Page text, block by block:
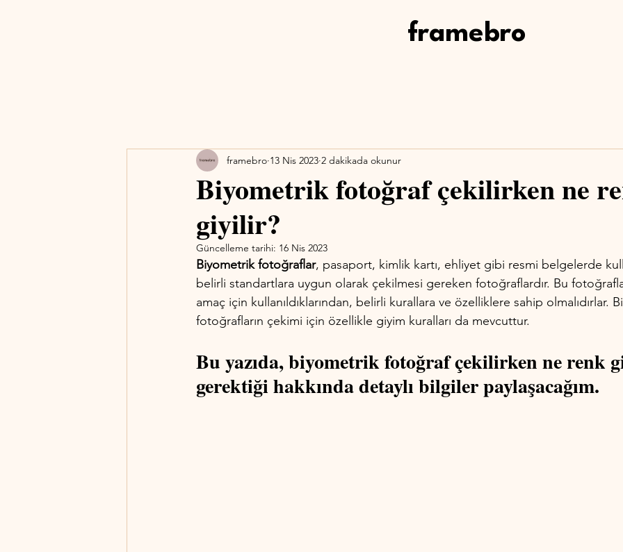
framebro
Biyometrik fotoğraf çekilirken ne
giyilir?
framebro 13 Nis 2023 2 dakikada okunur
Güncelleme tarihi: 16 Nis 2023
Biyometrik fotoğraflar, pasaport, kimlik kartı, ehliyet gibi resmi belgelerde
belirli standartlara uygun olarak çekilmesi gereken fotoğraflardır. Bu
amaç için kullanıldıklarından, belirli kurallara ve özelliklere sahip olmalıdırlar.
fotoğrafların çekimi için özellikle giyim kuralları da mevcuttur.
Bu yazıda, biyometrik fotoğraf çekilirken ne renk
gerektiği hakkında detaylı bilgiler paylaşacağım.